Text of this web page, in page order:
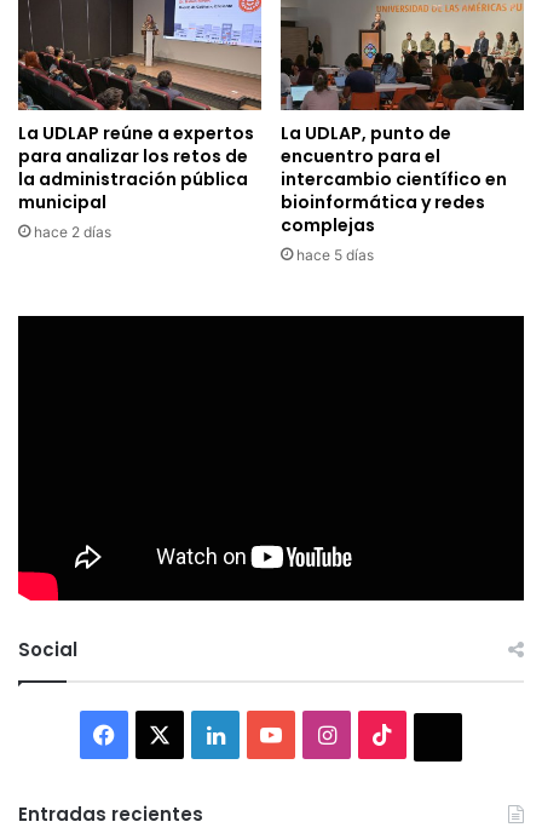
La UDLAP reúne a expertos
para analizar los retos de
la administración pública
municipal
hace 2 días
La UDLAP, punto de
encuentro para el
intercambio científico en
bioinformática y redes
complejas
hace 5 días
Social
Facebook LinkedInYouTubeInstagram
Entradas recientes